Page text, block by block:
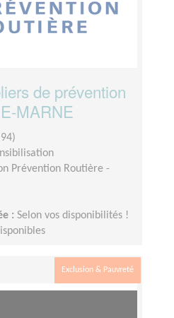
de prévention
MARNE
Prévention Routière -
: Selon vos disponibilités !
Exclusion & Pauvreté